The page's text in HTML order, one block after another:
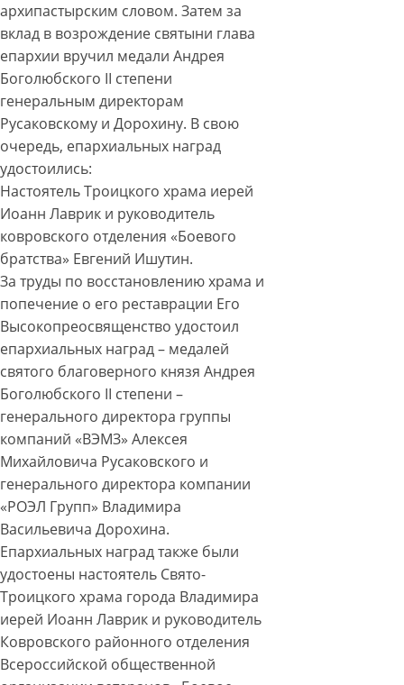
архипастырским словом. Затем за
вклад в возрождение святыни глава
епархии вручил медали Андрея
Боголюбского II степени
генеральным директорам
Русаковскому и Дорохину. В свою
очередь, епархиальных наград
удостоились:
Настоятель Троицкого храма иерей
Иоанн Лаврик и руководитель
ковровского отделения «Боевого
братства» Евгений Ишутин.
За труды по восстановлению храма и
попечение о его реставрации Его
Высокопреосвященство удостоил
епархиальных наград – медалей
святого благоверного князя Андрея
Боголюбского II степени –
генерального директора группы
компаний «ВЭМЗ» Алексея
Михайловича Русаковского и
генерального директора компании
«РОЭЛ Групп» Владимира
Васильевича Дорохина.
Епархиальных наград также были
удостоены настоятель Свято-
Троицкого храма города Владимира
иерей Иоанн Лаврик и руководитель
Ковровского районного отделения
Всероссийской общественной